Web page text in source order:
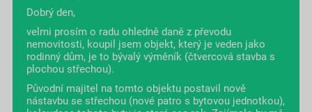
Dobrý den,
velmi prosím o radu ohledně daně z převodu
nemovitosti, koupil jsem objekt, který je veden jako
rodinný dům, je to bývalý výměník (čtvercová stavba s
plochou střechou).
Původní majitel na tomto objektu postavil nově
nástavbu se střechou (nové patro s bytovou jednotkou),